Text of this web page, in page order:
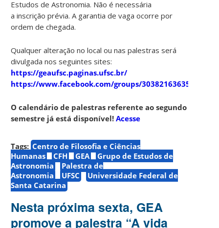
Estudos de Astronomia. Não é necessária
a inscrição prévia. A garantia de vaga ocorre por
ordem de chegada.
Qualquer alteração no local ou nas palestras será
divulgada nos seguintes sites:
https://geaufsc.paginas.ufsc.br/
https://www.facebook.com/groups/303821636357910
O calendário de palestras referente ao segundo
semestre já está disponível!Acesse
Tags: Centro de Filosofia e Ciências
Humanas
CFH GEA
Grupo de Estudos de
Astronomia
Palestra de
Astronomia
UFSC
Universidade Federal de
Santa Catarina
Nesta próxima sexta, GEA
promove a palestra “A vida